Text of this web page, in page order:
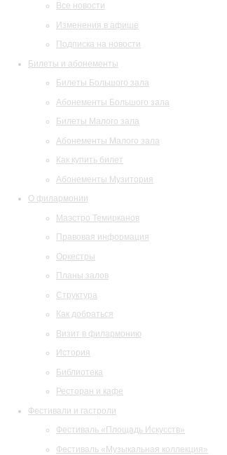
Все новости
Изменения в афише
Подписка на новости
Билеты и абонементы
Билеты Большого зала
Абонементы Большого зала
Билеты Малого зала
Абонементы Малого зала
Как купить билет
Абонементы Музитория
О филармонии
Маэстро Темирканов
Правовая информация
Оркестры
Планы залов
Структура
Как добраться
Визит в филармонию
История
Библиотека
Ресторан и кафе
Фестивали и гастроли
Фестиваль «Площадь Искусств»
Фестиваль «Музыкальная коллекция»